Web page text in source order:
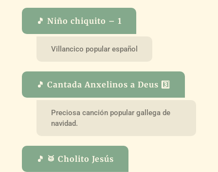
🎵 Niño chiquito – 1
Villancico popular español
🎵 Cantada Anxelinos a Deus 3️⃣
Preciosa canción popular gallega de
navidad.
🎵 🥁 Cholito Jesús